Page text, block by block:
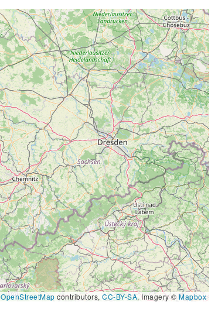
OpenStreetMap contributors, CC-BY-SA, Imagery © Mapbox